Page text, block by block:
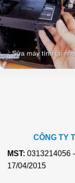
Sửa máy tính tại
CÔNG TY
MST: 0313214056
17/04/2015